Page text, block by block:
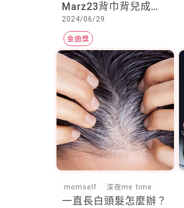
Marz23背巾背兒成最
搶眼配角，聽Lulu大唱
<蘑菇濃湯>
2024/06/29
金曲獎
momself 深夜me time
一直長白頭髮怎麼辦？